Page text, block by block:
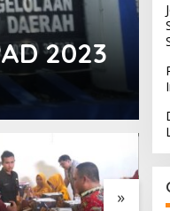
2023
»